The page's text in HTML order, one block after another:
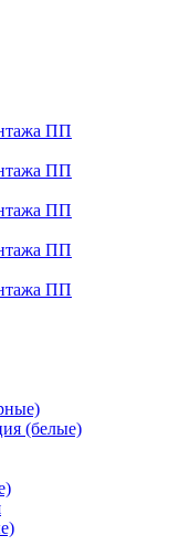
ПП
ПП
ПП
ПП
ПП
(белые)